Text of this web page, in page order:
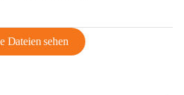
Dateien sehen